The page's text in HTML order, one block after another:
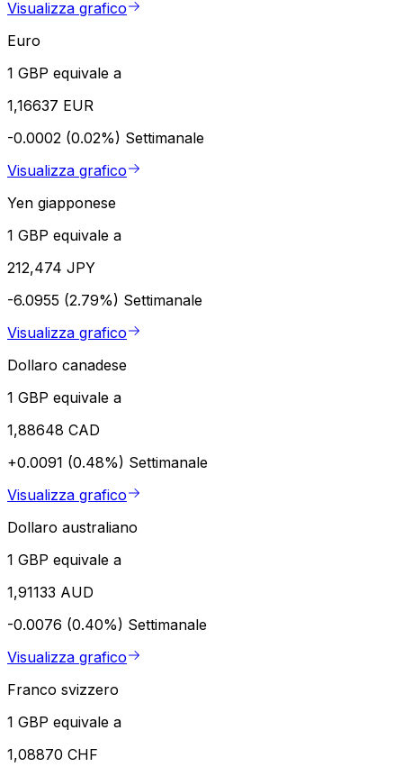
Visualizza grafico
Euro
1 GBP equivale a
1,16637 EUR
-0.0002 (0.02%) Settimanale
Visualizza grafico
Yen giapponese
1 GBP equivale a
212,474 JPY
-6.0955 (2.79%) Settimanale
Visualizza grafico
Dollaro canadese
1 GBP equivale a
1,88648 CAD
+0.0091 (0.48%) Settimanale
Visualizza grafico
Dollaro australiano
1 GBP equivale a
1,91133 AUD
-0.0076 (0.40%) Settimanale
Visualizza grafico
Franco svizzero
1 GBP equivale a
1,08870 CHF